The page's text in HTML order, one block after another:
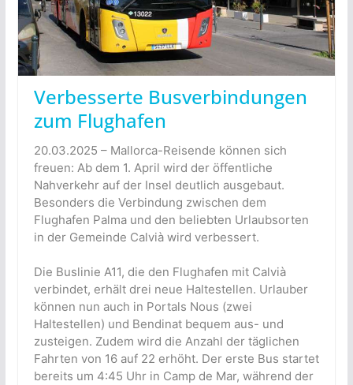
Verbesserte Busverbindungen
zum Flughafen
20.03.2025 – Mallorca-Reisende können sich
freuen: Ab dem 1. April wird der öffentliche
Nahverkehr auf der Insel deutlich ausgebaut.
Besonders die Verbindung zwischen dem
Flughafen Palma und den beliebten Urlaubsorten
in der Gemeinde Calvià wird verbessert.
Die Buslinie A11, die den Flughafen mit Calvià
verbindet, erhält drei neue Haltestellen. Urlauber
können nun auch in Portals Nous (zwei
Haltestellen) und Bendinat bequem aus- und
zusteigen. Zudem wird die Anzahl der täglichen
Fahrten von 16 auf 22 erhöht. Der erste Bus startet
bereits um 4:45 Uhr in Camp de Mar, während der